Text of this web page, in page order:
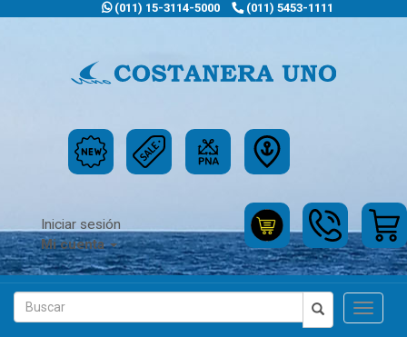
(011) 15-3114-5000 (011) 5453-1111
Iniciar sesión
Mi cuenta
Toggle